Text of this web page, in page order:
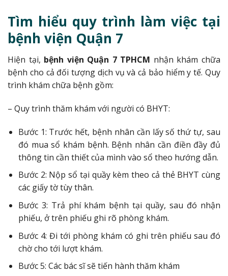
Tìm hiểu quy trình làm việc tại
bệnh viện Quận 7
Hiện tại, bệnh viện Quận 7 TPHCM nhận khám chữa
bệnh cho cả đối tượng dịch vụ và cả bảo hiểm y tế. Quy
trình khám chữa bệnh gồm:
– Quy trình thăm khám với người có BHYT:
Bước 1: Trước hết, bệnh nhân cần lấy số thứ tự, sau
đó mua sổ khám bệnh. Bệnh nhân cần điền đầy đủ
thông tin cần thiết của mình vào sổ theo hướng dẫn.
Bước 2: Nộp sổ tại quầy kèm theo cả thẻ BHYT cùng
các giấy tờ tùy thân.
Bước 3: Trả phí khám bệnh tại quầy, sau đó nhận
phiếu, ở trên phiếu ghi rõ phòng khám.
Bước 4: Đi tới phòng khám có ghi trên phiếu sau đó
chờ cho tới lượt khám.
Bước 5: Các bác sĩ sẽ tiến hành thăm khám